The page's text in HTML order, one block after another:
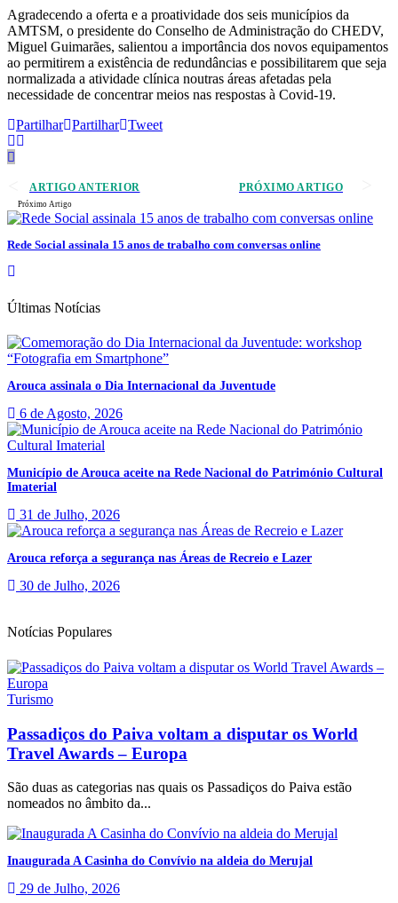
Agradecendo a oferta e a proatividade dos seis municípios da
AMTSM, o presidente do Conselho de Administração do CHEDV,
Miguel Guimarães, salientou a importância dos novos equipamentos
ao permitirem a existência de redundâncias e possibilitarem que seja
normalizada a atividade clínica noutras áreas afetadas pela
necessidade de concentrar meios nas respostas à Covid-19.
Partilhar Partilhar Tweet
ARTIGO ANTERIOR PRÓXIMO ARTIGO
Próximo Artigo
Rede Social assinala 15 anos de trabalho com conversas online
Últimas Notícias
Arouca assinala o Dia Internacional da Juventude
6 de Agosto, 2026
Município de Arouca aceite na Rede Nacional do Património Cultural
Imaterial
31 de Julho, 2026
Arouca reforça a segurança nas Áreas de Recreio e Lazer
30 de Julho, 2026
Notícias Populares
Turismo
Passadiços do Paiva voltam a disputar os World
Travel Awards – Europa
São duas as categorias nas quais os Passadiços do Paiva estão
nomeados no âmbito da...
Inaugurada A Casinha do Convívio na aldeia do Merujal
29 de Julho, 2026